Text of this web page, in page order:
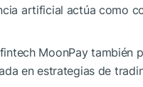
artificial actúa como
MoonPaytambién
en estrategias de